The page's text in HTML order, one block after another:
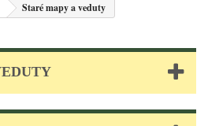
Staré mapy a veduty